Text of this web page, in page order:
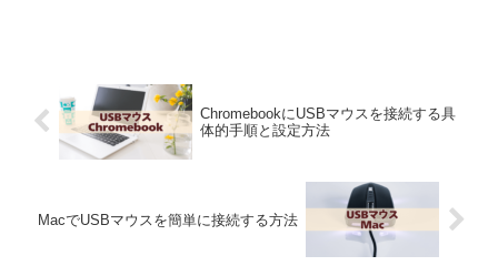
ChromebookにUSBマウスを接続する具
体的手順と設定方法
MacでUSBマウスを簡単に接続する方法